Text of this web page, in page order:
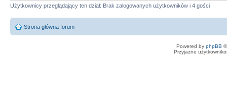
Użytkownicy przeglądający ten dział: Brak zalogowanych użytkowników i 4 gości
Strona główna forum
Powered by phpBB
Przyjazne